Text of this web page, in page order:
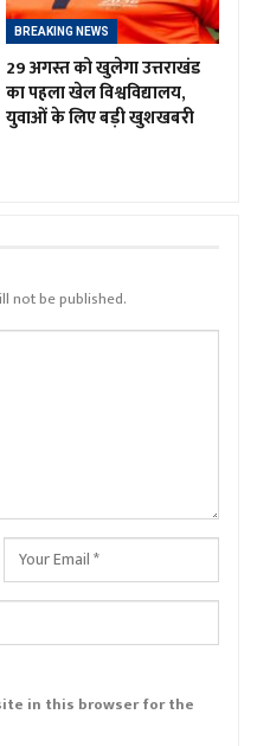
BREAKING NEWS
29 अगस्त को खुलेगा उत्तराखंड
का पहला खेल विश्वविद्यालय,
युवाओं के लिए बड़ी खुशखबरी
not be published.
in this browser for the